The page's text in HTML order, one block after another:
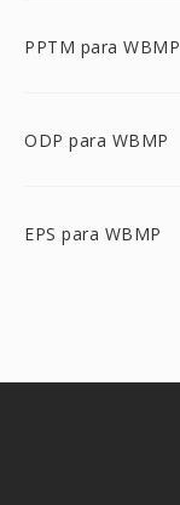
PPTM para WBMP
ODP para WBMP
EPS para WBMP